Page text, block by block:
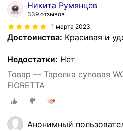
Никита Румянцев
339 отзывов
1 марта 2023
Достоинства: Красивая и
Недостатки: Нет
Товар — Тарелка суповая
FIORETTA
Анонимный